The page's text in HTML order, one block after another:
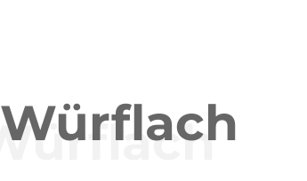
Würflach